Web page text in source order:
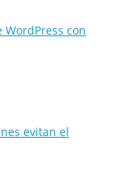
con
evitan el